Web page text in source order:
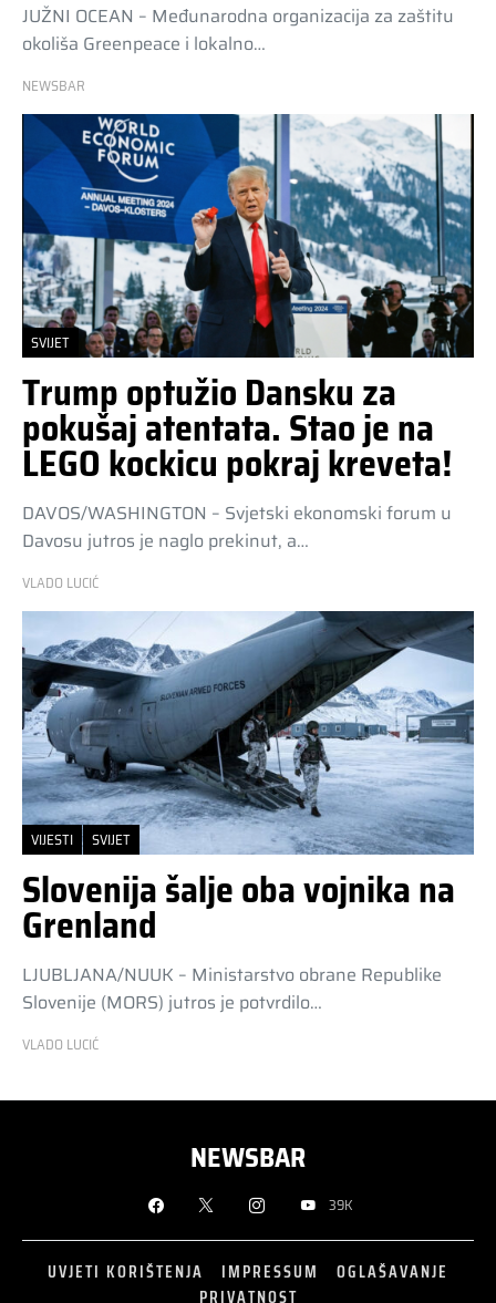
JUŽNI OCEAN – Međunarodna organizacija za zaštitu
okoliša Greenpeace i lokalno…
NEWSBAR
SVIJET
Trump optužio Dansku za
pokušaj atentata. Stao je na
LEGO kockicu pokraj kreveta!
DAVOS/WASHINGTON – Svjetski ekonomski forum u
Davosu jutros je naglo prekinut, a…
VLADO LUCIĆ
VIJESTI SVIJET
Slovenija šalje oba vojnika na
Grenland
LJUBLJANA/NUUK – Ministarstvo obrane Republike
Slovenije (MORS) jutros je potvrdilo…
VLADO LUCIĆ
NEWSBAR
39K
UVJETI KORIŠTENJA IMPRESSUM
OGLAŠAVANJE
PRIVATNOST